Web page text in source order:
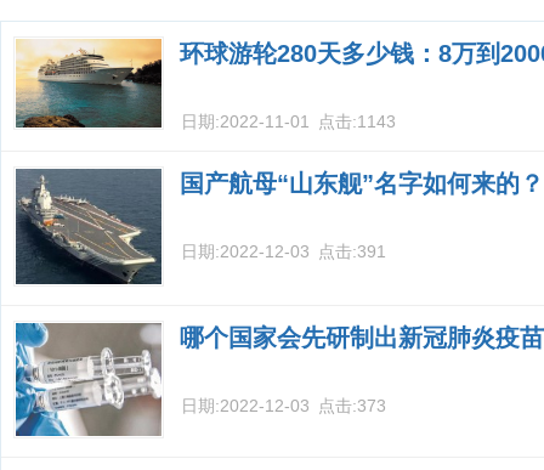
能送到邮轮工作 遇怎么样，
环球游轮280天多少钱：8万到
日期:2022-11-01 点击:1143
国产航母“山东舰”名字如何来的？
日期:2022-12-03 点击:391
哪个国家会先研制出新冠肺炎疫
日期:2022-12-03 点击:373